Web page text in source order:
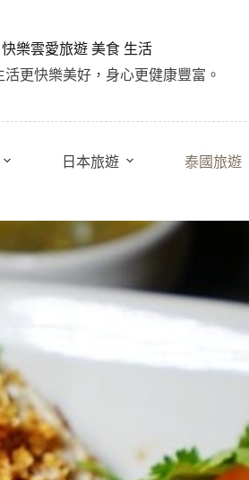
快樂雲愛旅遊 美食 生活
活更快樂美好，身心更健康豐富。
日本旅遊 泰國旅遊